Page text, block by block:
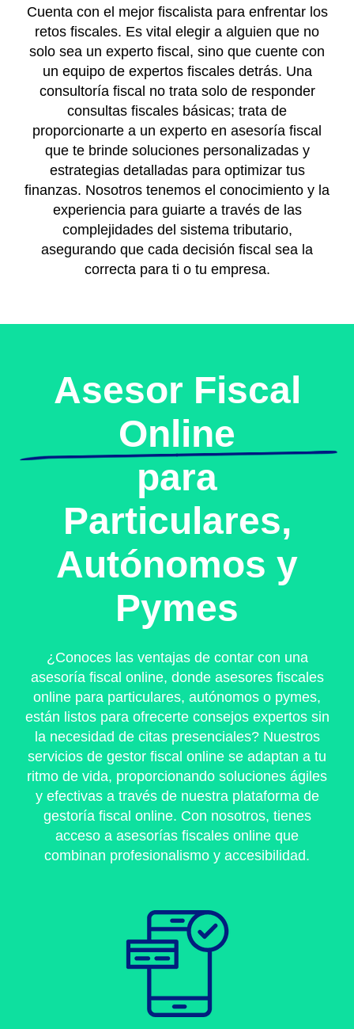
Cuenta con el mejor fiscalista para enfrentar los
retos fiscales. Es vital elegir a alguien que no
solo sea un experto fiscal, sino que cuente con
un equipo de expertos fiscales detrás. Una
consultoría fiscal no trata solo de responder
consultas fiscales básicas; trata de
proporcionarte a un experto en asesoría fiscal
que te brinde soluciones personalizadas y
estrategias detalladas para optimizar tus
finanzas. Nosotros tenemos el conocimiento y la
experiencia para guiarte a través de las
complejidades del sistema tributario,
asegurando que cada decisión fiscal sea la
correcta para ti o tu empresa.
Asesor Fiscal
Online
para
Particulares,
Autónomos y
Pymes
¿Conoces las ventajas de contar con una
asesoría fiscal online, donde asesores fiscales
online para particulares, autónomos o pymes,
están listos para ofrecerte consejos expertos sin
la necesidad de citas presenciales? Nuestros
servicios de gestor fiscal online se adaptan a tu
ritmo de vida, proporcionando soluciones ágiles
y efectivas a través de nuestra plataforma de
gestoría fiscal online. Con nosotros, tienes
acceso a asesorías fiscales online que
combinan profesionalismo y accesibilidad.